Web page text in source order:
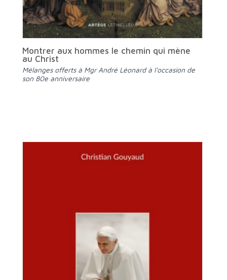
Montrer aux hommes le chemin qui mène
au Christ
Mélanges offerts à Mgr André Léonard à l'occasion de
son 80e anniversaire